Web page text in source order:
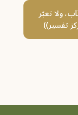
ولا تعبّر
تفسير))